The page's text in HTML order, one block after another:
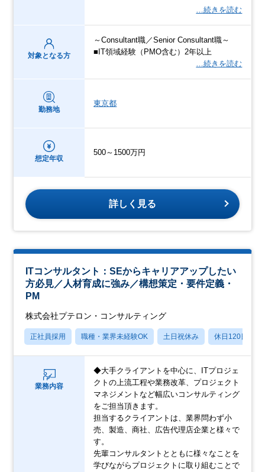
…続きを読む
対象となる方
～Consultant職／Senior Consultant職～
■IT領域経験（PMO含む）2年以上
…続きを読む
勤務地
東京都
想定年収
500～1500万円
詳しく見る
ITコンサルタント：SEからキャリアアップしたい
方必見／人材育成に強み／構想策定・要件定義・
PM
株式会社プテロン・コンサルティング
正社員採用 職種・業界未経験OK 土日祝休み 休日120日以上
業務内容
◆大手クライアントを中心に、ITプロジェ
クトの上流工程や業務改革、プロジェクト
マネジメントなど幅広いコンサルティング
をご担当頂きます。
担当するクライアントは、業界問わず小
売、製造、商社、広告代理店企業と様々で
す。
先輩コンサルタントとともに様々なことを
学びながらプロジェクトに取り組むことで